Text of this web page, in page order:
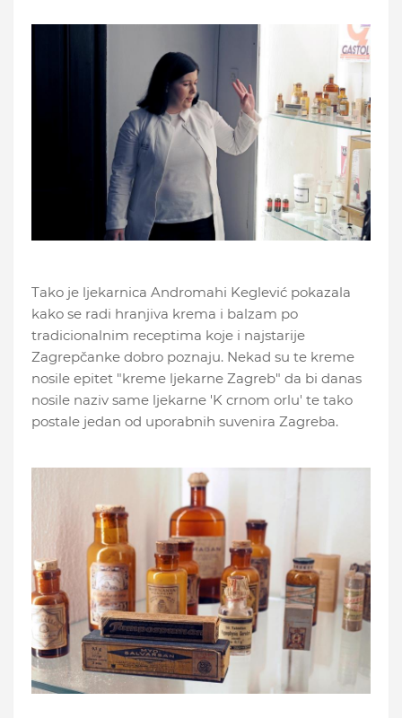
Tako je ljekarnica Andromahi Keglević pokazala
kako se radi hranjiva krema i balzam po
tradicionalnim receptima koje i najstarije
Zagrepčanke dobro poznaju. Nekad su te kreme
nosile epitet "kreme ljekarne Zagreb" da bi danas
nosile naziv same ljekarne 'K crnom orlu' te tako
postale jedan od uporabnih suvenira Zagreba.